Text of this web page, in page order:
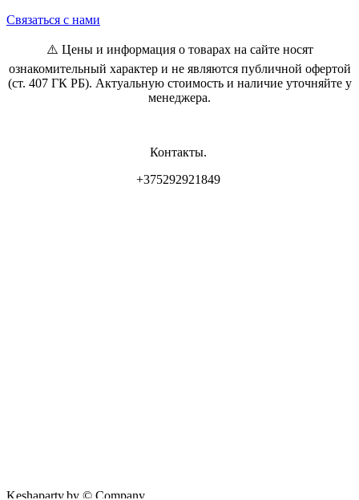
Связаться с нами
⚠️ Цены и информация о товарах на сайте носят
ознакомительный характер и не являются публичной офертой
(ст. 407 ГК РБ). Актуальную стоимость и наличие уточняйте у
менеджера.
Контакты.
+375292921849
Keshaparty.by © Company